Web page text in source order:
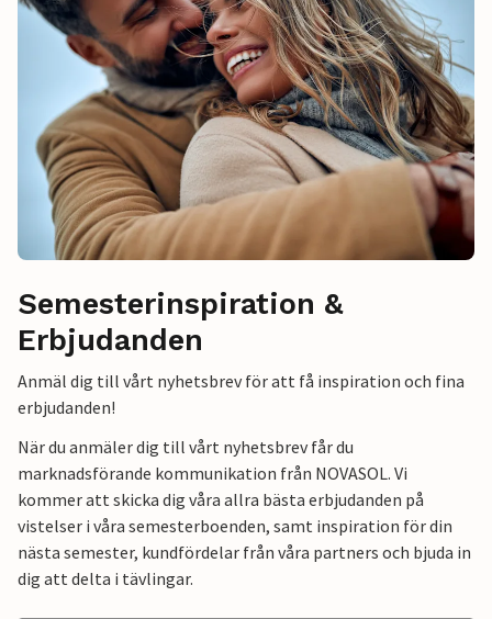
Semesterinspiration &
Erbjudanden
Anmäl dig till vårt nyhetsbrev för att få inspiration och fina
erbjudanden!
När du anmäler dig till vårt nyhetsbrev får du
marknadsförande kommunikation från NOVASOL. Vi
kommer att skicka dig våra allra bästa erbjudanden på
vistelser i våra semesterboenden, samt inspiration för din
nästa semester, kundfördelar från våra partners och bjuda in
dig att delta i tävlingar.